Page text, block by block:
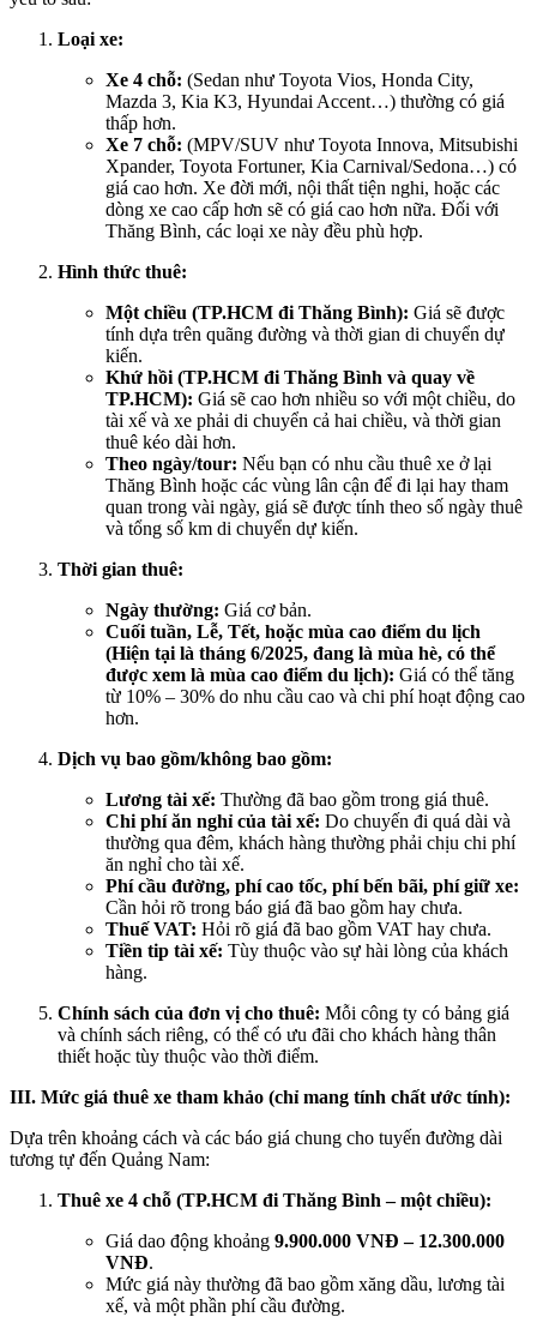
Loại xe:
Xe 4 chỗ: (Sedan như Toyota Vios, Honda City,
Mazda 3, Kia K3, Hyundai Accent…) thường có giá
thấp hơn.
Xe 7 chỗ: (MPV/SUV như Toyota Innova, Mitsubishi
Xpander, Toyota Fortuner, Kia Carnival/Sedona…) có
giá cao hơn. Xe đời mới, nội thất tiện nghi, hoặc các
dòng xe cao cấp hơn sẽ có giá cao hơn nữa. Đối với
Thăng Bình, các loại xe này đều phù hợp.
Hình thức thuê:
Một chiều (TP.HCM đi Thăng Bình): Giá sẽ được
tính dựa trên quãng đường và thời gian di chuyển dự
kiến.
Khứ hồi (TP.HCM đi Thăng Bình và quay về
TP.HCM): Giá sẽ cao hơn nhiều so với một chiều, do
tài xế và xe phải di chuyển cả hai chiều, và thời gian
thuê kéo dài hơn.
Theo ngày/tour: Nếu bạn có nhu cầu thuê xe ở lại
Thăng Bình hoặc các vùng lân cận để đi lại hay tham
quan trong vài ngày, giá sẽ được tính theo số ngày thuê
và tổng số km di chuyển dự kiến.
Thời gian thuê:
Ngày thường: Giá cơ bản.
Cuối tuần, Lễ, Tết, hoặc mùa cao điểm du lịch
(Hiện tại là tháng 6/2025, đang là mùa hè, có thể
được xem là mùa cao điểm du lịch): Giá có thể tăng
từ 10% – 30% do nhu cầu cao và chi phí hoạt động cao
hơn.
Dịch vụ bao gồm/không bao gồm:
Lương tài xế: Thường đã bao gồm trong giá thuê.
Chi phí ăn nghỉ của tài xế: Do chuyến đi quá dài và
thường qua đêm, khách hàng thường phải chịu chi phí
ăn nghỉ cho tài xế.
Phí cầu đường, phí cao tốc, phí bến bãi, phí giữ xe:
Cần hỏi rõ trong báo giá đã bao gồm hay chưa.
Thuế VAT: Hỏi rõ giá đã bao gồm VAT hay chưa.
Tiền tip tài xế: Tùy thuộc vào sự hài lòng của khách
hàng.
Chính sách của đơn vị cho thuê: Mỗi công ty có bảng giá
và chính sách riêng, có thể có ưu đãi cho khách hàng thân
thiết hoặc tùy thuộc vào thời điểm.
III. Mức giá thuê xe tham khảo (chỉ mang tính chất ước tính):
Dựa trên khoảng cách và các báo giá chung cho tuyến đường dài
tương tự đến Quảng Nam:
Thuê xe 4 chỗ (TP.HCM đi Thăng Bình – một chiều):
Giá dao động khoảng 9.900.000 VNĐ – 12.300.000
VNĐ.
Mức giá này thường đã bao gồm xăng dầu, lương tài
xế, và một phần phí cầu đường.